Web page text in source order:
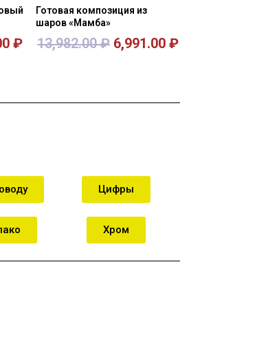
₽
Готовая композиция из
шаров «Мамба»
13,982.00₽ 6,991.00₽
Цифры
Хром